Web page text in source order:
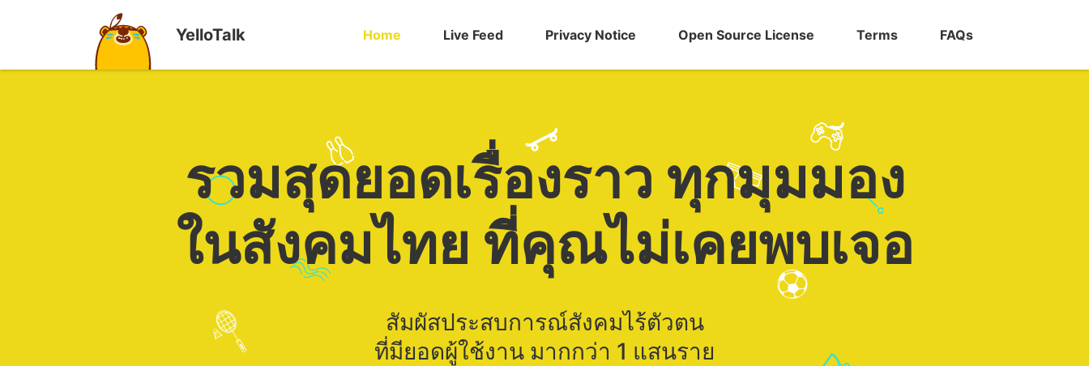
YelloTalk Home Live Feed Privacy Notice Open Source License Terms FAQs
รวมสุดยอดเรื่องราว ทุกมุมมอง
ในสังคมไทย ที่คุณไม่เคยพบเจอ
สัมผัสประสบการณ์สังคมไร้ตัวตน
ที่มียอดผู้ใช้งาน มากกว่า 1 แสนราย